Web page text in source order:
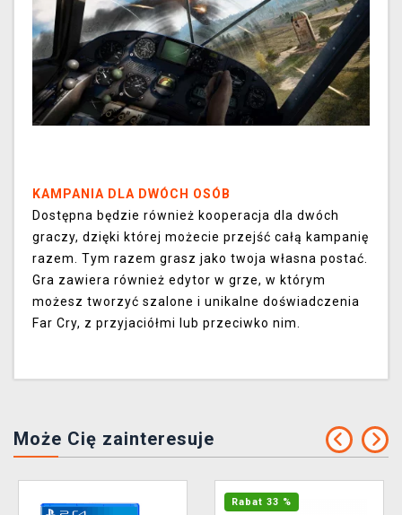
KAMPANIA DLA DWÓCH OSÓB
Dostępna będzie również kooperacja dla dwóch
graczy, dzięki której możecie przejść całą kampanię
razem. Tym razem grasz jako twoja własna postać.
Gra zawiera również edytor w grze, w którym
możesz tworzyć szalone i unikalne doświadczenia
Far Cry, z przyjaciółmi lub przeciwko nim.
Może Cię zainteresuje
Rabat 33 %